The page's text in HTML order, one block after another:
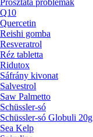
Prosztata problémák
Q10
Quercetin
Reishi gomba
Resveratrol
Réz tabletta
Ridutox
Sáfrány kivonat
Salvestrol
Saw Palmetto
Schüssler-só
Schüssler-só Globuli 20g
Sea Kelp